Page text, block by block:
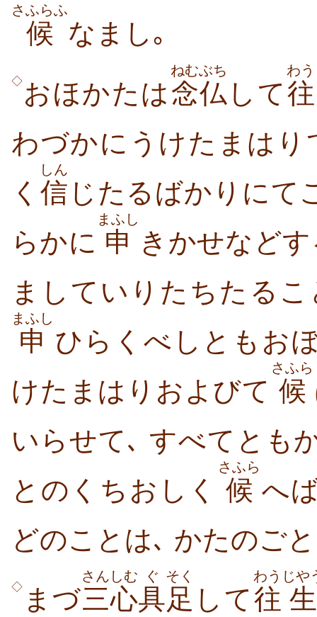
候
さふらふ
なまし｡
◇ おほかたは念仏
ねむぶち
して往
わう
わづかにうけたまは
く 信
しん
じたるばかりにて
らかに 申
まふし
きかせなど
ましていりたちたる
申
まふし
ひらくべしともお
けたまはりおよびて 候
さふら
いらせて､ すべてとも
とのくちおしく
候
さふら
へ
どのことは､ かたのご
◇ まづ三心
さんしむ
具
ぐ
足
そく
して往
わう
生
じや